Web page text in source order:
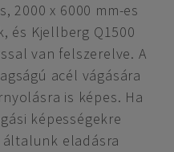
2000 x 6000 mm-es
és Kjellberg Q1500
van felszerelve. A
acél vágására
is képes. Ha
képességekre
eladásra